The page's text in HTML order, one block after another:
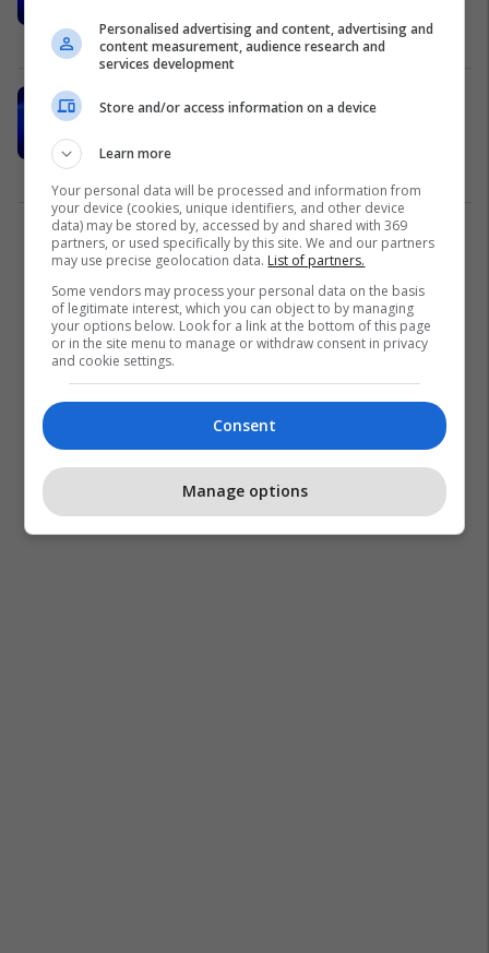
Maqedonia e Veriut 11/11/2024
Zekolli-Shaqiri për "Korridorin 8":
parcelave
1
Personalised advertising and content, advertising and
content measurement, audience research and
services development
Store and/or access information on a device
Learn more
Your personal data will be processed and information from
your device (cookies, unique identifiers, and other device
data) may be stored by, accessed by and shared with 369
partners, or used specifically by this site. We and our partners
may use precise geolocation data. List of partners.
Some vendors may process your personal data on the basis
of legitimate interest, which you can object to by managing
your options below. Look for a link at the bottom of this page
or in the site menu to manage or withdraw consent in privacy
and cookie settings.
Consent
Manage options